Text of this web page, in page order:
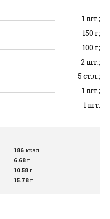
1 шт.;
150 г;
100 г;
2 шт.;
5 ст.л.;
1 шт.;
1 шт.
186 ккал
6.68 г
10.58 г
15.78 г